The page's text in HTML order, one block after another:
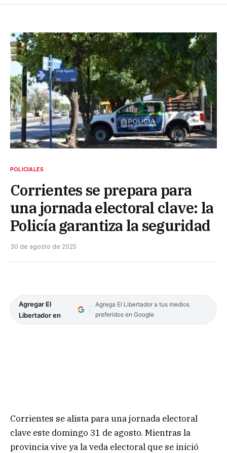
POLICIALES
Corrientes se prepara para
una jornada electoral clave: la
Policía garantiza la seguridad
30 de agosto de 2025
Agregar El
Libertador en
Agrega El Libertador a tus medios
preferidos en Google
Corrientes se alista para una jornada electoral
clave este domingo 31 de agosto. Mientras la
provincia vive ya la veda electoral que se inició